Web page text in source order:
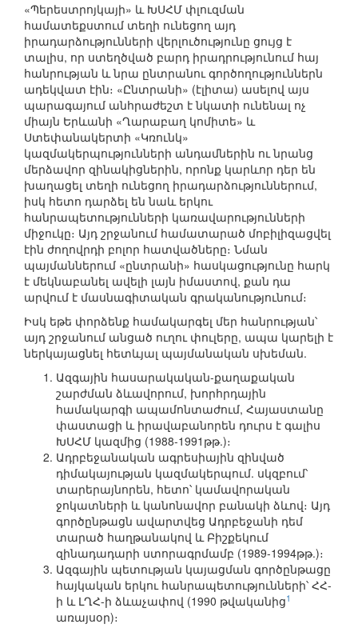
«Պերեստրոյկայի» և ԽՍՀՄ փլուզման
համատեքստում տեղի ունեցող այդ
իրադարձությունների վերլուծությունը ցույց է
տալիս, որ ստեղծված բարդ իրադրությունում հայ
հանրության և նրա ընտրանու գործողություններն
ադեկվատ էին։ «Ընտրանի» (էլիտա) ասելով այս
պարագայում անհրաժեշտ է նկատի ունենալ ոչ
միայն Երևանի «Ղարաբաղ կոմիտե» և
Ստեփանակերտի «Կռունկ»
կազմակերպությունների անդամներին ու նրանց
մերձավոր զինակիցներին, որոնք կարևոր դեր են
խաղացել տեղի ունեցող իրադարձություններում,
իսկ հետո դարձել են նաև երկու
հանրապետությունների կառավարությունների
միջուկը։ Այդ շրջանում համատարած մոբիլիզացվել
էին ժողովրդի բոլոր հատվածները։ Նման
պայմաններում «ընտրանի» հասկացությունը հարկ
է մեկնաբանել ավելի լայն իմաստով, քան դա
արվում է մասնագիտական գրականությունում։
Իսկ եթե փորձենք համակարգել մեր հանրության՝
այդ շրջանում անցած ուղու փուլերը, ապա կարելի է
ներկայացնել հետևյալ պայմանական սխեման.
Ազգային հասարակական-քաղաքական
շարժման ձևավորում, խորհրդային
համակարգի ապամոնտաժում, Հայաստանը
փաստացի և իրավաբանորեն դուրս է գալիս
ԽՍՀՄ կազմից (1988-1991թթ.)։
Ադրբեջանական ագրեսիային զինված
դիմակայության կազմակերպում. սկզբում՝
տարերայնորեն, հետո՝ կամավորական
ջոկատների և կանոնավոր բանակի ձևով։ Այդ
գործընթացն ավարտվեց Ադրբեջանի դեմ
տարած հաղթանակով և Բիշքեկում
զինադադարի ստորագրմամբ (1989-1994թթ.)։
Ազգային պետության կայացման գործընթացը
հայկական երկու հանրապետությունների՝ ՀՀ-
ի և ԼՂՀ-ի ձևաչափով (1990 թվականից1
առայսօր)։